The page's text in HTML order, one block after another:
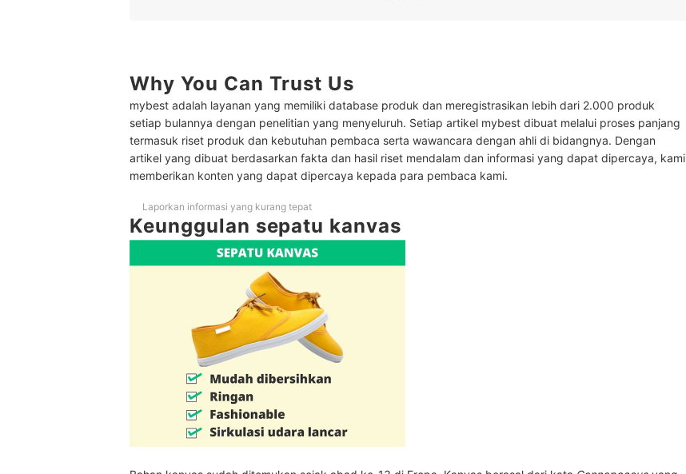
High ankle atau low ankle? Sesuaikan dengan tinggi badan Anda
10 Rekomendasi sepatu kanvas terbaik untuk wanita
Tips mengembalikan sepatu kanvas yang berubah warna
Baca juga rekomendasi produk sepatu wanita lainnya di sini
Why You Can Trust Us
mybest adalah layanan yang memiliki database produk dan meregistrasikan lebih dari 2.000 produk
setiap bulannya dengan penelitian yang menyeluruh. Setiap artikel mybest dibuat melalui proses panjang
termasuk riset produk dan kebutuhan pembaca serta wawancara dengan ahli di bidangnya. Dengan
artikel yang dibuat berdasarkan fakta dan hasil riset mendalam dan informasi yang dapat dipercaya, kami
memberikan konten yang dapat dipercaya kepada para pembaca kami.
Laporkan informasi yang kurang tepat
Keunggulan sepatu kanvas